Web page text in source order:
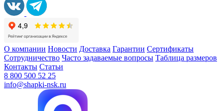
О компании Новости Доставка Гарантии Сертификаты
Сотрудничество Часто задаваемые вопросы Таблица размеров
Контакты Статьи
8 800 500 52 25
info@shapki-nsk.ru